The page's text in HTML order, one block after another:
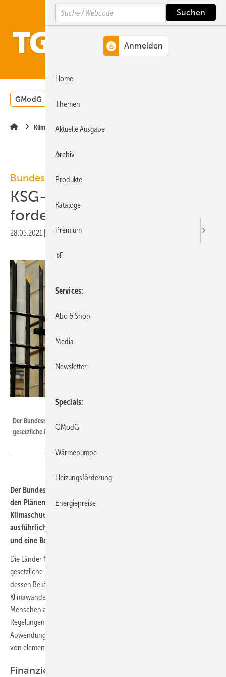
Hauptinhalt
Hauptmenü
SiteSearch
GModG Wärmepumpe
Klimaschutzprogramm
Bundes-Klimaschutzgesetz
KSG-Novelle: Bundesrat
fordert Nachbesserungen
28.05.2021 Druckvorschau
Der Bundesrat fordert im Rahmen der KSG-Novelle insbesondere
gesetzliche Maßnahmen zur Anpassung an den Klimawandel.
Der Bundesrat hat sich in der Plenarsitzung am 28. Mai 2021 mit
den Plänen der Bundesregierung für Änderungen am Bundes-
Klimaschutzgesetz befasst. Die Länder fordern in einer
ausführlichen Stellung Nachbesserungen an der KSG-Novelle
und eine Beteiligung am angekündigten Sofortprogramm.
Die Länder fordern im Rahmen der KSG-Novelle insbesondere
gesetzliche Maßnahmen zur Anpassung an den Klimawandel. Neben
dessen Bekämpfung sei es auch geboten, die negativen Folgen des
Klimawandels auf die Grundrechte der in Deutschland lebenden
Menschen abzumildern. Dies spiegle sich innerhalb der geplanten
Regelungen bisher nicht entsprechend wider, obwohl es zur
Abwendung drohender Schäden, auch für kommende Generationen,
von elementarer Bedeutung sei.
Finanzielle Beteiligung des Bundes
Search
Home
Themen
Aktuelle Ausgabe
Archiv
Produkte
Kataloge
Premium
+E
Services
Abo & Shop
Media
Newsletter
Specials
GModG
Wärmepumpe
Heizungsförderung
Energiepreise